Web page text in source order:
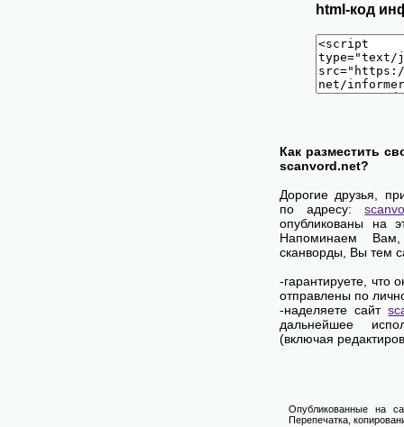
html-код
Как разместить
scanvord.net?
Дорогие друзья,
по адресу:
опубликованы на
Напоминаем
сканворды, Вы тем
-гарантируете, что
отправлены по
-наделяете сайт
дальнейшее
(включая
Опубликованные на
Перепечатка,